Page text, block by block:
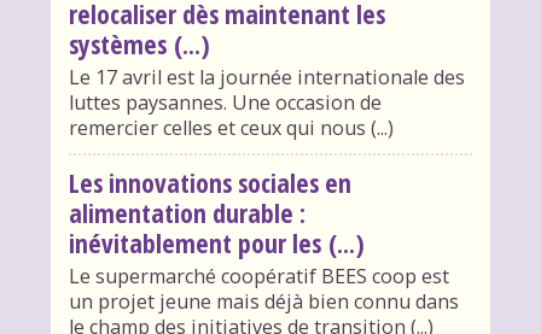
relocaliser dès maintenant les
systèmes (...)
Le 17 avril est la journée internationale des
luttes paysannes. Une occasion de
remercier celles et ceux qui nous (...)
Les innovations sociales en
alimentation durable :
inévitablement pour les (...)
Le supermarché coopératif BEES coop est
un projet jeune mais déjà bien connu dans
le champ des initiatives de transition (...)